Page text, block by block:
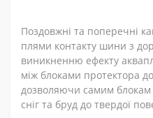
Поздовжні та поперечні
плями контакту шини з
виникненню ефекту
між блоками протектора
дозволяючи самим блокам
сніг та бруд до твердої